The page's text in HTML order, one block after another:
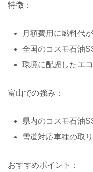
特徴：
月額費用に燃料代
全国のコスモ石油
環境に配慮したエ
富山での強み：
県内のコスモ石油
雪道対応車種の取
おすすめポイント：